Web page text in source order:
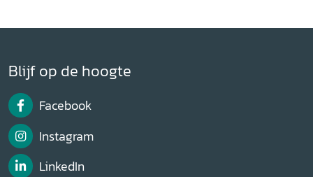
Blijf op de hoogte
Facebook
Instagram
LinkedIn